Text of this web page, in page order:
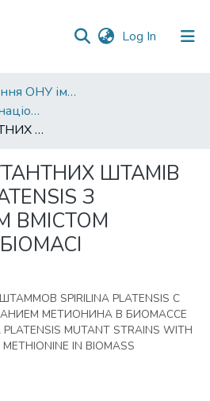
Log In (current)
Наукові видання ОНУ імені І. І. Мечникова
Вісник Одеського національного університету. Біологія
СЕЛЕКЦІЯ МУТАНТНИХ ШТАМІВ SPIRULINA PLATENSIS З ПІДВИЩЕНИМ ВМІСТОМ МЕТІОНІНУ В БІОМАСІ
ШТАМІВ
З
ВМІСТОМ
SPIRILINA PLATENSIS С
МЕТИОНИНА В БИОМАССЕ
PLATENSIS MUTANT STRAINS WITH
IN BIOMASS